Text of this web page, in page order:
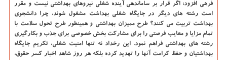
فرهی افزود: اگر قرار بر ساماندهی آینده شغلی نیروهای بهداشتی نیست و مقرر
است رشته های دیگر در جایگاه شغلی بهداشت مشغول شوند، چرا دانشجوی
بهداشت تربیت می كنند؟ طرح ممیزان بهداشتی و همینطور طرح تحول سلامت با
تمام مزایا و معایب فرصتی را برای مشاركت بخش خصوصی برای جذب و بكارگیری
رشته های بهداشتی فراهم نمود. این رخداد نه تنها امنیت شغلی، تكریم جایگاه
بهداشتیان و حفظ كرامت آنها را تهدید كرده بلكه هر روز شاهد اخبار كسر حقوق،